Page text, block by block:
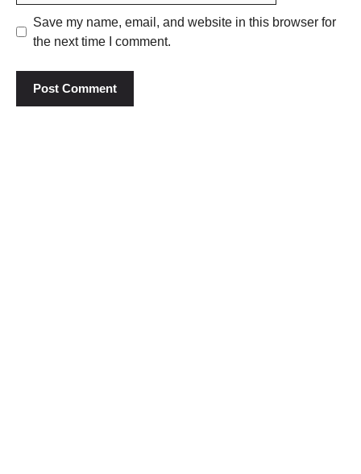
Save my name, email, and website in this browser for
the next time I comment.